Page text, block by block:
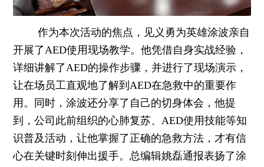
作为本次活动的焦点，见义勇为英雄涂波亲自
开展了AED使用现场教学。他凭借自身实战经验，
详细讲解了AED的操作步骤，并进行了现场演示，
让在场员工直观地了解到AED在急救中的重要作
用。同时，涂波还分享了自己的切身体会，他提
到，公司此前组织的心肺复苏、AED使用技能等知
识普及活动，让他掌握了正确的急救方法，才有信
心在关键时刻伸出援手。总编辑姚磊通报表扬了涂